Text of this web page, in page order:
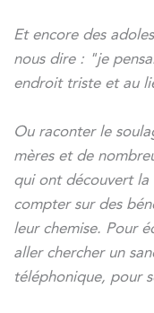
Et encore des
nous dire : "je
endroit triste et au
Ou raconter le
mères et de
qui ont découvert
compter sur des
leur chemise. Pour
aller chercher un
téléphonique, pour